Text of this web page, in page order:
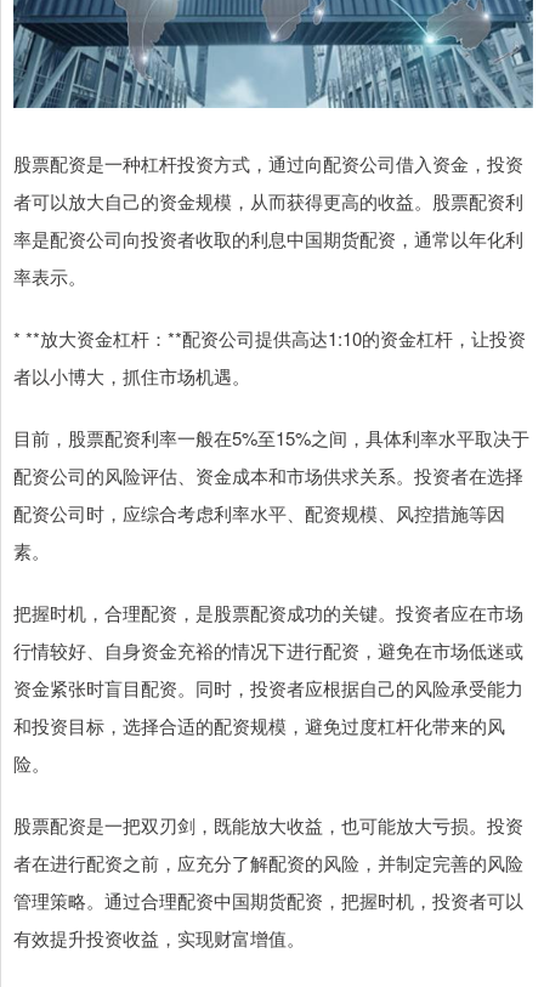
股票配资是一种杠杆投资方式，通过向配资公司借入资金，投资
者可以放大自己的资金规模，从而获得更高的收益。股票配资利
率是配资公司向投资者收取的利息中国期货配资，通常以年化利
率表示。
* **放大资金杠杆：**配资公司提供高达1:10的资金杠杆，让投资
者以小博大，抓住市场机遇。
目前，股票配资利率一般在5%至15%之间，具体利率水平取决于
配资公司的风险评估、资金成本和市场供求关系。投资者在选择
配资公司时，应综合考虑利率水平、配资规模、风控措施等因
素。
把握时机，合理配资，是股票配资成功的关键。投资者应在市场
行情较好、自身资金充裕的情况下进行配资，避免在市场低迷或
资金紧张时盲目配资。同时，投资者应根据自己的风险承受能力
和投资目标，选择合适的配资规模，避免过度杠杆化带来的风
险。
股票配资是一把双刃剑，既能放大收益，也可能放大亏损。投资
者在进行配资之前，应充分了解配资的风险，并制定完善的风险
管理策略。通过合理配资中国期货配资，把握时机，投资者可以
有效提升投资收益，实现财富增值。